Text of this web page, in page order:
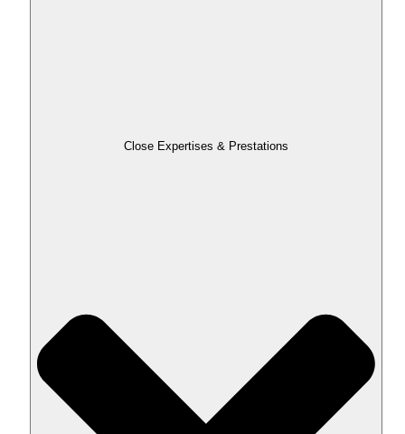
Close Expertises & Prestations